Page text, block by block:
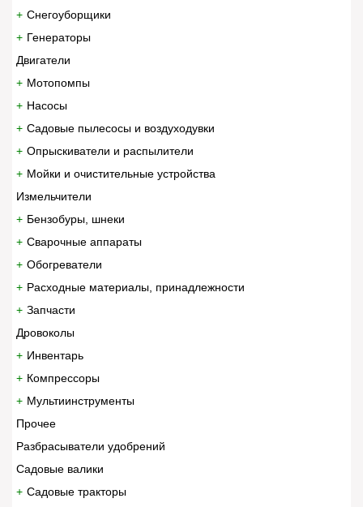
Снегоуборщики
Генераторы
Двигатели
Мотопомпы
Насосы
Садовые пылесосы и воздуходувки
Опрыскиватели и распылители
Мойки и очистительные устройства
Измельчители
Бензобуры, шнеки
Сварочные аппараты
Обогреватели
Расходные материалы, принадлежности
Запчасти
Дровоколы
Инвентарь
Компрессоры
Мультиинструменты
Прочее
Разбрасыватели удобрений
Садовые валики
Садовые тракторы